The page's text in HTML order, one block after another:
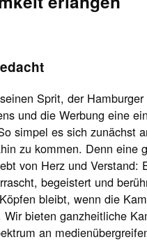
Sprit, der
und die Werbung eine
simpel es sich zunächst
zu kommen. Denn eine
von Herz und Verstand:
begeistert und
bleibt, wenn die
bieten ganzheitliche
an